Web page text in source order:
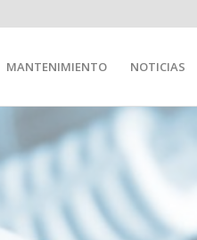
MANTENIMIENTO NOTICIAS